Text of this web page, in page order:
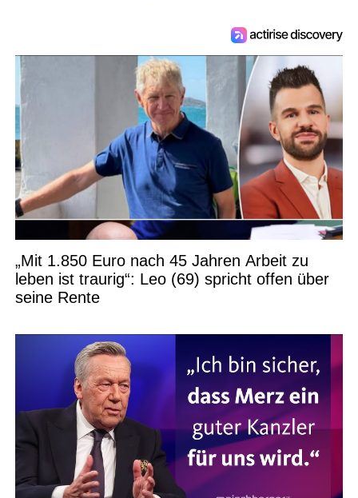
„Mit 1.850 Euro nach 45 Jahren Arbeit zu
leben ist traurig“: Leo (69) spricht offen über
seine Rente